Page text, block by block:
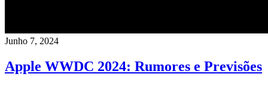
Junho 7, 2024
Apple WWDC 2024: Rumores e Previsões